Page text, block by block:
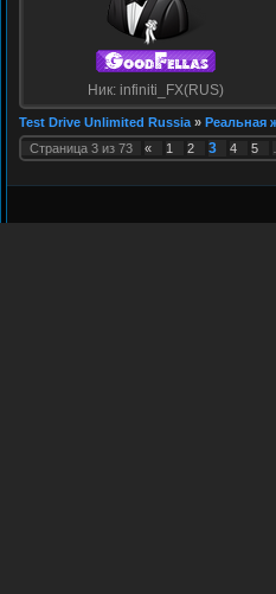
Ник: infiniti_FX(RUS)
Test Drive Unlimited Russia » Реальная
Страница 3 из 73 « 1 2 3 4 5